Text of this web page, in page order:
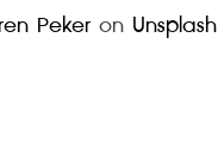
Peker on Unsplash